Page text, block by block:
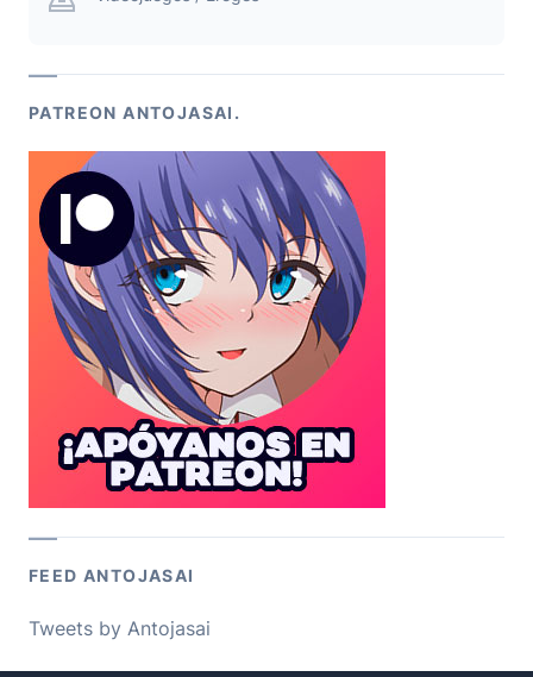
PATREON ANTOJASAI.
FEED ANTOJASAI
Tweets by Antojasai